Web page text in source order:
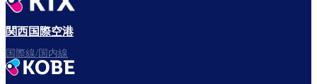
関西国際空港
国際線/国内線